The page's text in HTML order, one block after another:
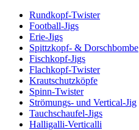
Rundkopf-Twister
Football-Jigs
Erie-Jigs
Spittzkopf- & Dorschbombe
Fischkopf-Jigs
Flachkopf-Twister
Krautschutzköpfe
Spinn-Twister
Strömungs- und Vertical-Jig
Tauchschaufel-Jigs
Halligalli-Verticalli